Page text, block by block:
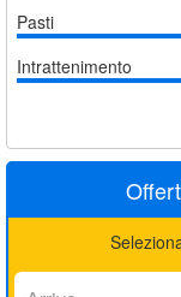
Pasti
Intrattenimento
Arrivo: